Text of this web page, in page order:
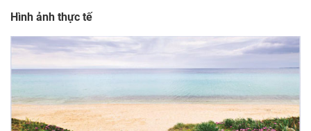
Hình ảnh thực tế